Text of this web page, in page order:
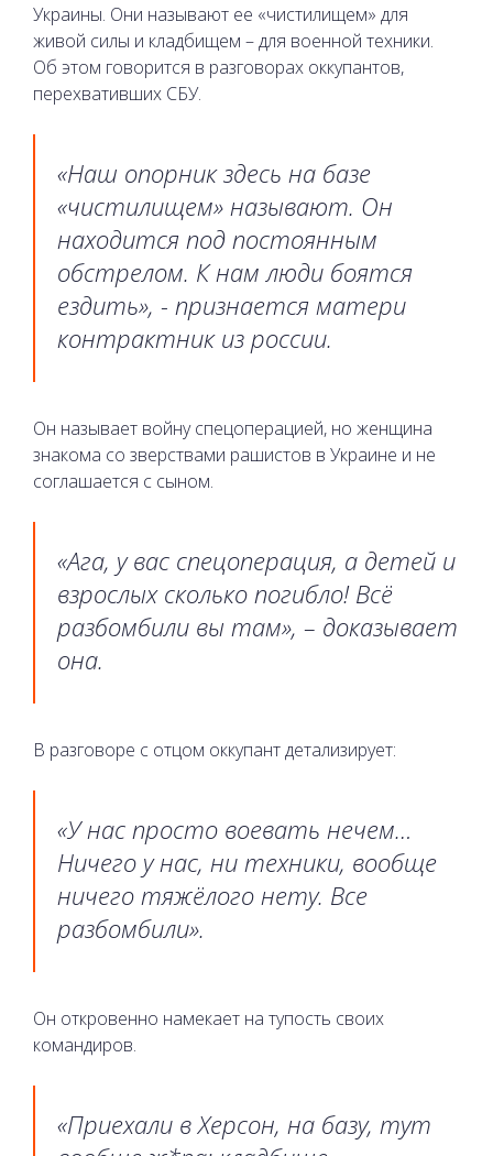
Украины. Они называют ее «чистилищем» для
живой силы и кладбищем – для военной техники.
Об этом говорится в разговорах оккупантов,
перехвативших СБУ.
«Наш опорник здесь на базе
«чистилищем» называют. Он
находится под постоянным
обстрелом. К нам люди боятся
ездить», - признается матери
контрактник из россии.
Он называет войну спецоперацией, но женщина
знакома со зверствами рашистов в Украине и не
соглашается с сыном.
«Ага, у вас спецоперация, а детей и
взрослых сколько погибло! Всё
разбомбили вы там», – доказывает
она.
В разговоре с отцом оккупант детализирует:
«У нас просто воевать нечем…
Ничего у нас, ни техники, вообще
ничего тяжёлого нету. Все
разбомбили».
Он откровенно намекает на тупость своих
командиров.
«Приехали в Херсон, на базу, тут